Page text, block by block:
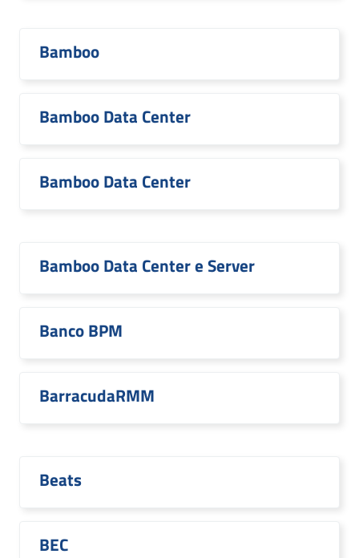
Bamboo
Bamboo Data Center
Bamboo Data Center
Bamboo Data Center e Server
Banco BPM
BarracudaRMM
Beats
BEC